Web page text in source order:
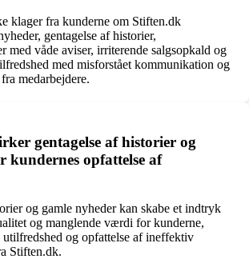
klager fra kunderne om Stiften.dk
gentagelse af historier,
med våde aviser, irriterende salgsopkald og
med misforstået kommunikation og
medarbejdere.
gentagelse af historier og
kundernes opfattelse af
og gamle nyheder kan skabe et indtryk
og manglende værdi for kunderne,
og opfattelse af ineffektiv
Stiften.dk.